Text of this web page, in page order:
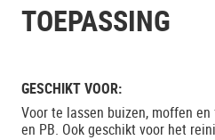
TOEPASSING
GESCHIKT VOOR:
Voor te lassen buizen, moffen en
en PB. Ook geschikt voor het